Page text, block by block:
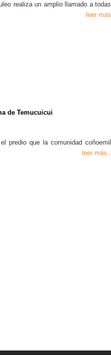
realiza un amplio llamado a todas
leer más
de Temucuicui
predio que la comunidad coñoemil
leer más..